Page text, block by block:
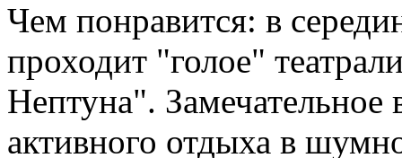
Чем понравится: в
проходит "голое"
Нептуна". Замечательное
активного отдыха в